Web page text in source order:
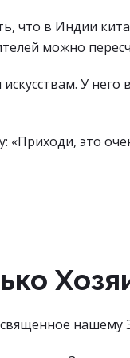
что в Индии
можно
У него
«Приходи, это
нашему